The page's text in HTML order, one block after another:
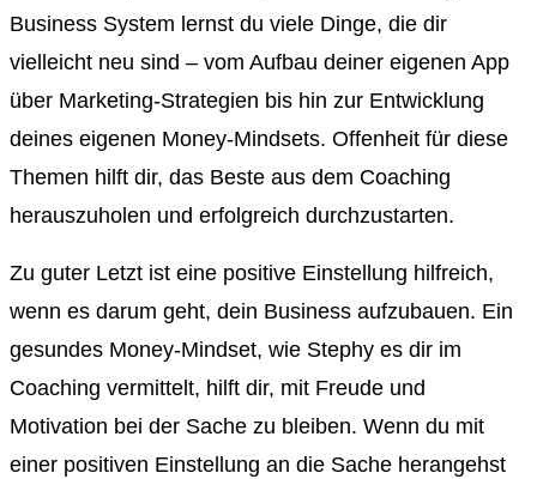
Business System lernst du viele Dinge, die dir
vielleicht neu sind – vom Aufbau deiner eigenen App
über Marketing-Strategien bis hin zur Entwicklung
deines eigenen Money-Mindsets. Offenheit für diese
Themen hilft dir, das Beste aus dem Coaching
herauszuholen und erfolgreich durchzustarten.
Zu guter Letzt ist eine positive Einstellung hilfreich,
wenn es darum geht, dein Business aufzubauen. Ein
gesundes Money-Mindset, wie Stephy es dir im
Coaching vermittelt, hilft dir, mit Freude und
Motivation bei der Sache zu bleiben. Wenn du mit
einer positiven Einstellung an die Sache herangehst